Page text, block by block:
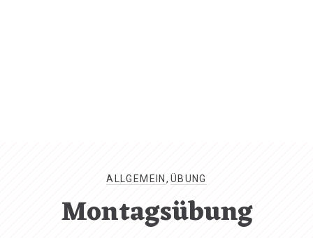
ALLGEMEIN , ÜBUNG
Montagsübung